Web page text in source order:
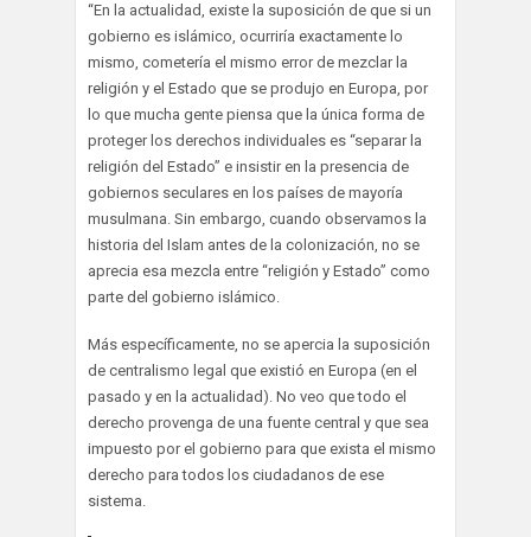
“En la actualidad, existe la suposición de que si un
gobierno es islámico, ocurriría exactamente lo
mismo, cometería el mismo error de mezclar la
religión y el Estado que se produjo en Europa, por
lo que mucha gente piensa que la única forma de
proteger los derechos individuales es “separar la
religión del Estado” e insistir en la presencia de
gobiernos seculares en los países de mayoría
musulmana. Sin embargo, cuando observamos la
historia del Islam antes de la colonización, no se
aprecia esa mezcla entre “religión y Estado” como
parte del gobierno islámico.
Más específicamente, no se apercia la suposición
de centralismo legal que existió en Europa (en el
pasado y en la actualidad). No veo que todo el
derecho provenga de una fuente central y que sea
impuesto por el gobierno para que exista el mismo
derecho para todos los ciudadanos de ese
sistema.